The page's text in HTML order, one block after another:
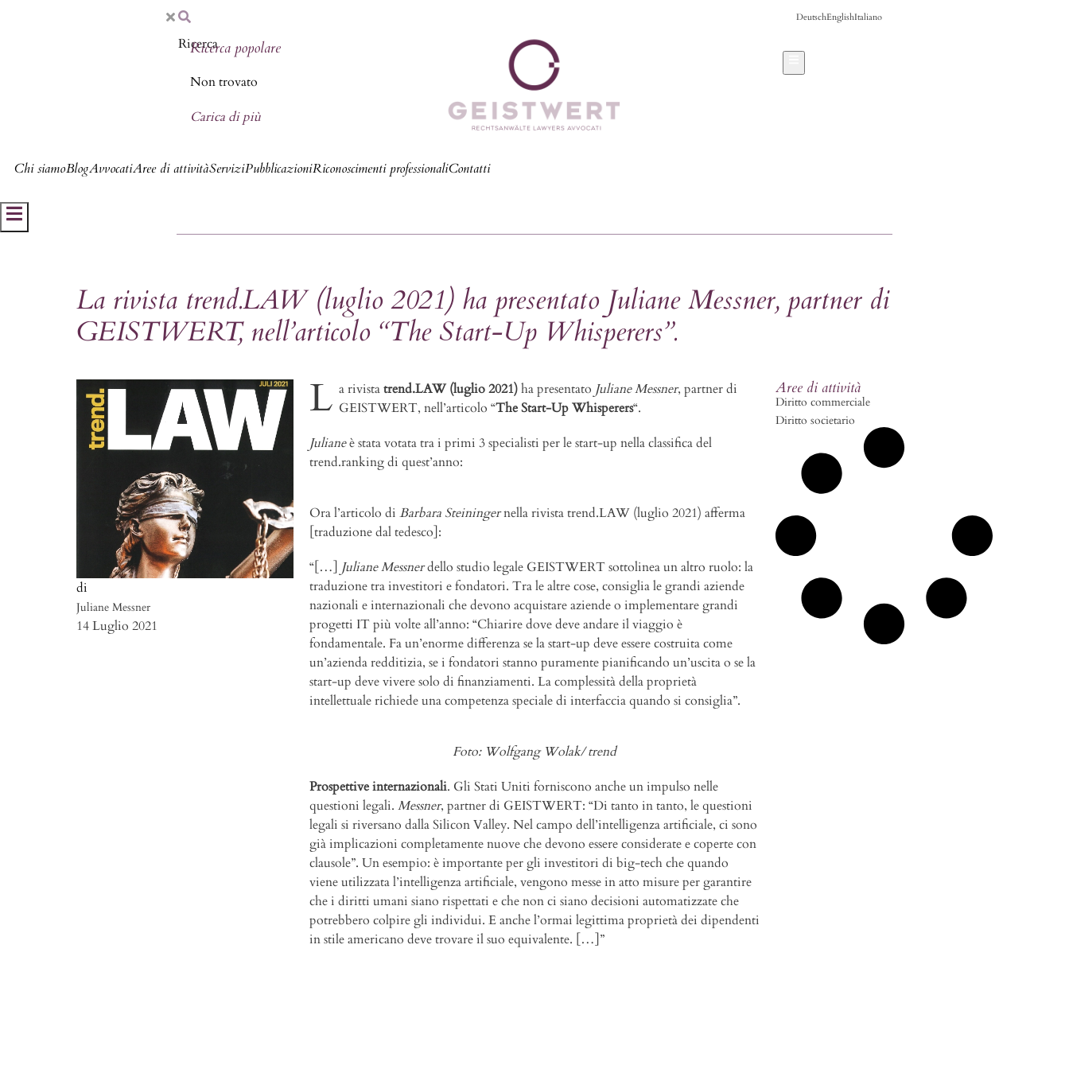
Ricerca popolare
Non trovato
Carica di più
DeutschEnglishItaliano
Chi siamoBlogAvvocatiAree di attivitàServiziPubblicazioniRiconoscimenti professionaliContatti
Hamburger Toggle Menu
La rivista trend.LAW (luglio 2021) ha presentato Juliane Messner, partner di
GEISTWERT, nell’articolo “The Start-Up Whisperers”.
Juliane Messner
14 Luglio 2021
L a rivistatrend.LAW (luglio 2021)ha presentato Juliane Messner, partner di
GEISTWERT, nell’articolo “The Start-Up Whisperers“.
Julianeè stata votata tra i primi 3 specialisti per le start-up nella classifica del
trend.ranking di quest’anno:
Ora l’articolo di Barbara Steiningernella rivista trend.LAW (luglio 2021) afferma
[traduzione dal tedesco]:
“[…] Juliane Messnerdello studio legale GEISTWERT sottolinea un altro ruolo: la
traduzione tra investitori e fondatori. Tra le altre cose, consiglia le grandi aziende
nazionali e internazionali che devono acquistare aziende o implementare grandi
progetti IT più volte all’anno: “Chiarire dove deve andare il viaggio è
fondamentale. Fa un’enorme differenza se la start-up deve essere costruita come
un’azienda redditizia, se i fondatori stanno puramente pianificando un’uscita o se la
start-up deve vivere solo di finanziamenti. La complessità della proprietà
intellettuale richiede una competenza speciale di interfaccia quando si consiglia”.
Foto: Wolfgang Wolak/ trend
Prospettive internazionali. Gli Stati Uniti forniscono anche un impulso nelle
questioni legali. Messner, partner di GEISTWERT: “Di tanto in tanto, le questioni
legali si riversano dalla Silicon Valley. Nel campo dell’intelligenza artificiale, ci sono
già implicazioni completamente nuove che devono essere considerate e coperte con
clausole”. Un esempio: è importante per gli investitori di big-tech che quando
viene utilizzata l’intelligenza artificiale, vengono messe in atto misure per garantire
che i diritti umani siano rispettati e che non ci siano decisioni automatizzate che
potrebbero colpire gli individui. E anche l’ormai legittima proprietà dei dipendenti
in stile americano deve trovare il suo equivalente. […]”
Aree di attività
Diritto commerciale
Diritto societario